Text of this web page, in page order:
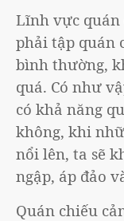
Lĩnh vực quán
phải tập quán
bình thường,
quá. Có như
có khả năng
không, khi
nổi lên, ta sẽ
ngập, áp đảo
Quán chiếu